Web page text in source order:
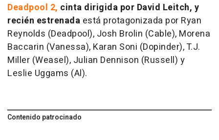
Deadpool 2, cinta dirigida por David Leitch, y
recién estrenada está protagonizada por Ryan
Reynolds (Deadpool), Josh Brolin (Cable), Morena
Baccarin (Vanessa), Karan Soni (Dopinder), T.J.
Miller (Weasel), Julian Dennison (Russell) y
Leslie Uggams (Al).
Contenido patrocinado